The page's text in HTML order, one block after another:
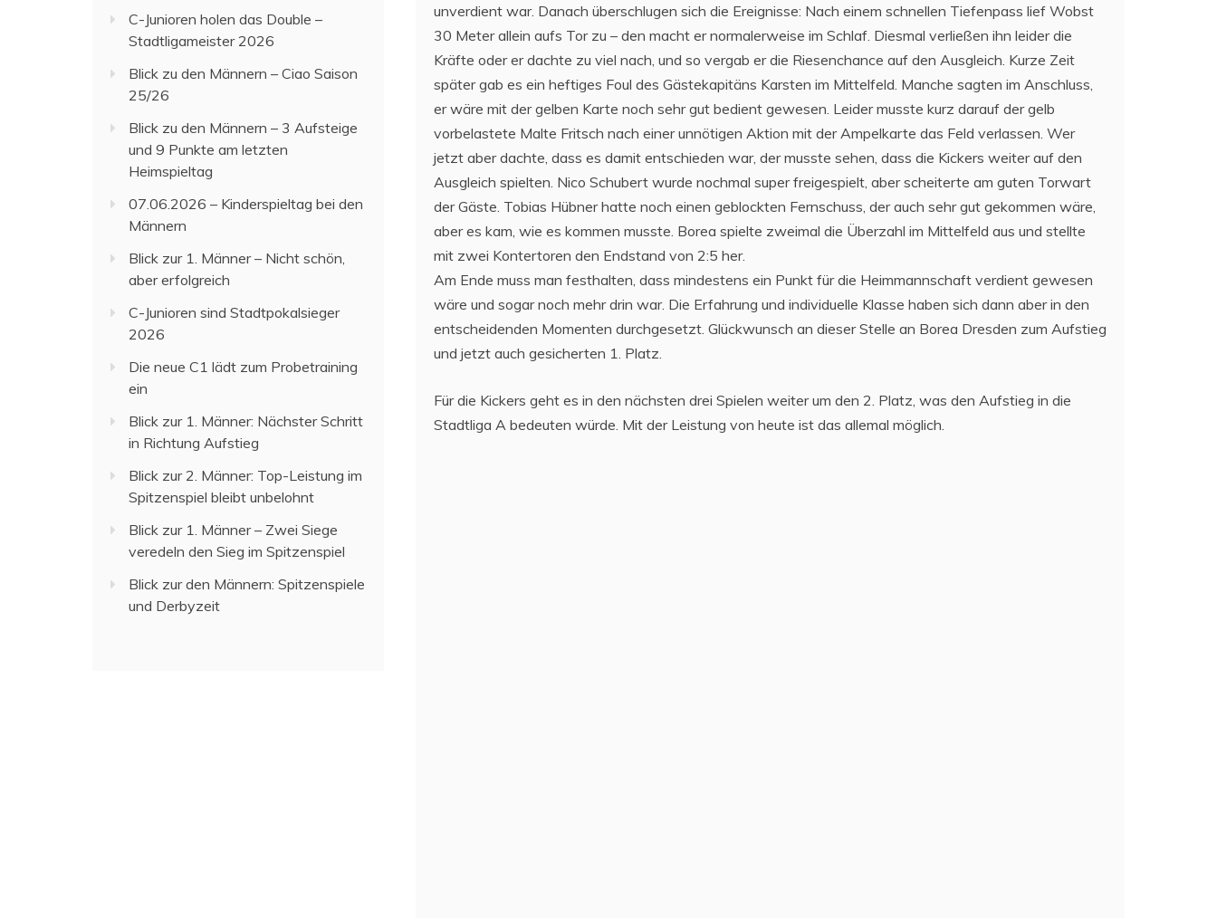
unverdient war. Danach überschlugen sich die Ereignisse: Nach einem schnellen Tiefenpass lief Wobst
30 Meter allein aufs Tor zu – den macht er normalerweise im Schlaf. Diesmal verließen ihn leider die
Kräfte oder er dachte zu viel nach, und so vergab er die Riesenchance auf den Ausgleich. Kurze Zeit
später gab es ein heftiges Foul des Gästekapitäns Karsten im Mittelfeld. Manche sagten im Anschluss,
er wäre mit der gelben Karte noch sehr gut bedient gewesen. Leider musste kurz darauf der gelb
vorbelastete Malte Fritsch nach einer unnötigen Aktion mit der Ampelkarte das Feld verlassen. Wer
jetzt aber dachte, dass es damit entschieden war, der musste sehen, dass die Kickers weiter auf den
Ausgleich spielten. Nico Schubert wurde nochmal super freigespielt, aber scheiterte am guten Torwart
der Gäste. Tobias Hübner hatte noch einen geblockten Fernschuss, der auch sehr gut gekommen wäre,
aber es kam, wie es kommen musste. Borea spielte zweimal die Überzahl im Mittelfeld aus und stellte
mit zwei Kontertoren den Endstand von 2:5 her.
Am Ende muss man festhalten, dass mindestens ein Punkt für die Heimmannschaft verdient gewesen
wäre und sogar noch mehr drin war. Die Erfahrung und individuelle Klasse haben sich dann aber in den
entscheidenden Momenten durchgesetzt. Glückwunsch an dieser Stelle an Borea Dresden zum Aufstieg
und jetzt auch gesicherten 1. Platz.
Für die Kickers geht es in den nächsten drei Spielen weiter um den 2. Platz, was den Aufstieg in die
Stadtliga A bedeuten würde. Mit der Leistung von heute ist das allemal möglich.
C-Junioren holen das Double –
Stadtligameister 2026
Blick zu den Männern – Ciao Saison
25/26
Blick zu den Männern – 3 Aufsteige
und 9 Punkte am letzten
Heimspieltag
07.06.2026 – Kinderspieltag bei den
Männern
Blick zur 1. Männer – Nicht schön,
aber erfolgreich
C-Junioren sind Stadtpokalsieger
2026
Die neue C1 lädt zum Probetraining
ein
Blick zur 1. Männer: Nächster Schritt
in Richtung Aufstieg
Blick zur 2. Männer: Top-Leistung im
Spitzenspiel bleibt unbelohnt
Blick zur 1. Männer – Zwei Siege
veredeln den Sieg im Spitzenspiel
Blick zur den Männern: Spitzenspiele
und Derbyzeit